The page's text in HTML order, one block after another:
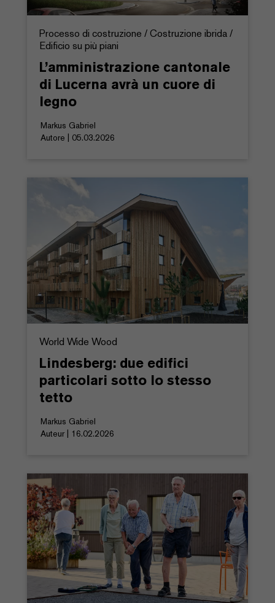
Processo di costruzione / Costruzione ibrida /
Edificio su più piani
L’amministrazione cantonale
di Lucerna avrà un cuore di
legno
Markus Gabriel
Autore | 05.03.2026
World Wide Wood
Lindesberg: due edifici
particolari sotto lo stesso
tetto
Markus Gabriel
Auteur | 16.02.2026